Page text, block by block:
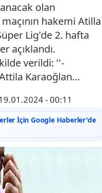
olan
hakemi Atilla
Lig'de 2. hafta
açıklandı.
verildi: ''-
Karaoğlan…
- 00:11
İçin Google Haberler'de